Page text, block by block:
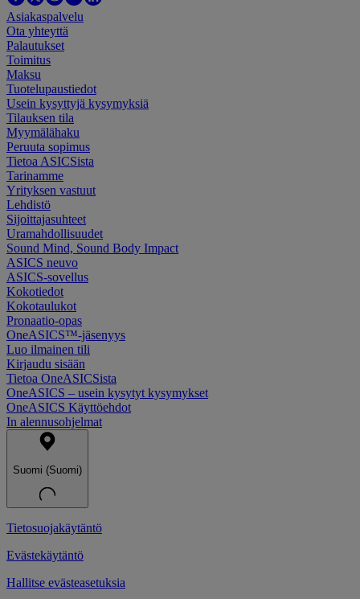
Asiakaspalvelu
Ota yhteyttä
Palautukset
Toimitus
Maksu
Tuotelupaustiedot
Usein kysyttyjä kysymyksiä
Tilauksen tila
Myymälähaku
Peruuta sopimus
Tietoa ASICSista
Tarinamme
Yrityksen vastuut
Lehdistö
Sijoittajasuhteet
Uramahdollisuudet
Sound Mind, Sound Body Impact
ASICS neuvo
ASICS-sovellus
Kokotiedot
Kokotaulukot
Pronaatio-opas
OneASICS™-jäsenyys
Luo ilmainen tili
Kirjaudu sisään
Tietoa OneASICSista
OneASICS – usein kysytyt kysymykset
OneASICS Käyttöehdot
In alennusohjelmat
Suomi (Suomi)
Tietosuojakäytäntö
Evästekäytäntö
Hallitse evästeasetuksia